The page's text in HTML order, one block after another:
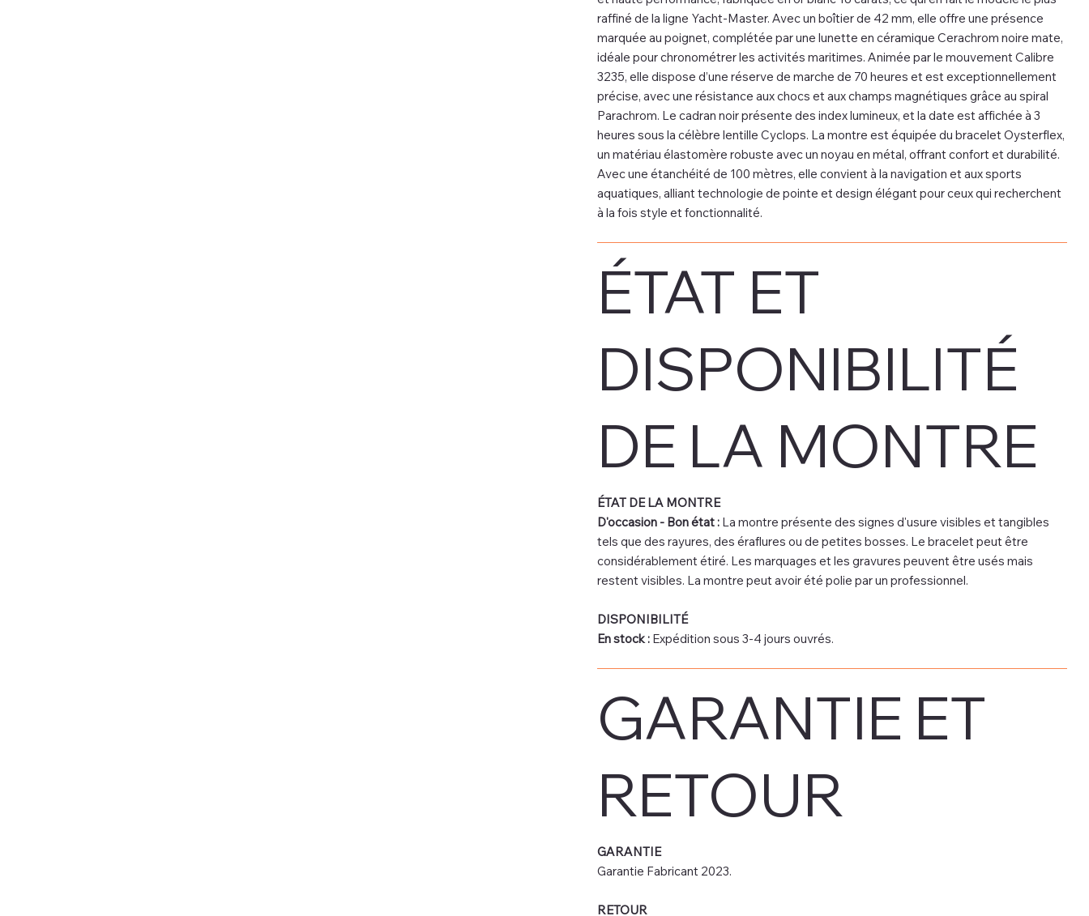
raffiné de la ligne Yacht-Master. Avec un boîtier de 42 mm, elle offre une présence
marquée au poignet, complétée par une lunette en céramique Cerachrom noire mate,
idéale pour chronométrer les activités maritimes. Animée par le mouvement Calibre
3235, elle dispose d’une réserve de marche de 70 heures et est exceptionnellement
précise, avec une résistance aux chocs et aux champs magnétiques grâce au spiral
Parachrom. Le cadran noir présente des index lumineux, et la date est affichée à 3
heures sous la célèbre lentille Cyclops. La montre est équipée du bracelet Oysterflex,
un matériau élastomère robuste avec un noyau en métal, offrant confort et durabilité.
Avec une étanchéité de 100 mètres, elle convient à la navigation et aux sports
aquatiques, alliant technologie de pointe et design élégant pour ceux qui recherchent
à la fois style et fonctionnalité.
ÉTAT ET
DISPONIBILITÉ
DE LA MONTRE
ÉTAT DE LA MONTRE
D'occasion - Bon état :La montre présente des signes d'usure visibles et tangibles
tels que des rayures, des éraflures ou de petites bosses. Le bracelet peut être
considérablement étiré. Les marquages et les gravures peuvent être usés mais
restent visibles. La montre peut avoir été polie par un professionnel.
DISPONIBILITÉ
En stock :Expédition sous 3-4 jours ouvrés.
GARANTIE ET
RETOUR
GARANTIE
Garantie Fabricant 2023.
RETOUR